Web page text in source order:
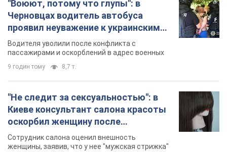
"Воюют, потому что глупы": в
Черновцах водитель автобуса
проявил неуважение к украинским
военным и поплатился за это.
Видео
Водителя уволили после конфликта с
пассажирами и оскорблений в адрес военных
9 годин тому 8,7 т.
"Не следит за сексуальностью": в
Киеве консультант салона красоты
оскорбил женщину после
химиотерапии, разгорелся скандал.
Фото
Сотрудник салона оценил внешность
женщины, заявив, что у нее "мужская стрижка"